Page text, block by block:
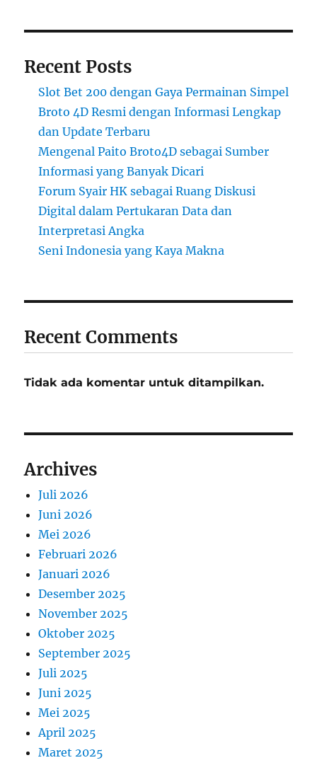
Recent Posts
Slot Bet 200 dengan Gaya Permainan Simpel
Broto 4D Resmi dengan Informasi Lengkap
dan Update Terbaru
Mengenal Paito Broto4D sebagai Sumber
Informasi yang Banyak Dicari
Forum Syair HK sebagai Ruang Diskusi
Digital dalam Pertukaran Data dan
Interpretasi Angka
Seni Indonesia yang Kaya Makna
Recent Comments
Tidak ada komentar untuk ditampilkan.
Archives
Juli 2026
Juni 2026
Mei 2026
Februari 2026
Januari 2026
Desember 2025
November 2025
Oktober 2025
September 2025
Juli 2025
Juni 2025
Mei 2025
April 2025
Maret 2025